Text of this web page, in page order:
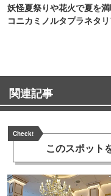
妖怪夏祭りや花火で夏を満
コニカミノルタプラネタ
関連記事
Check!
このスポット